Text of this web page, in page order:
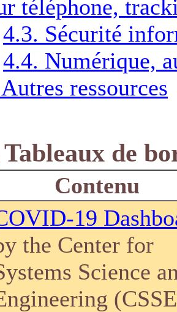
téléphone,
4.3. Sécurité
4.4. Numérique,
ressources
Tableaux de
Contenu
19
the Center for
Science